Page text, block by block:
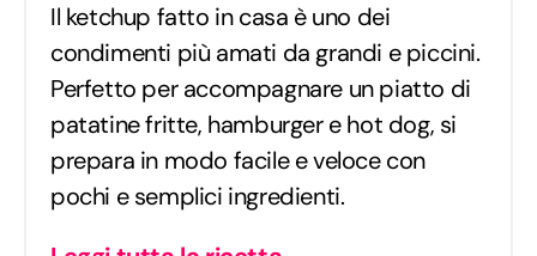
Il ketchup fatto in casa è uno dei
condimenti più amati da grandi e piccini.
Perfetto per accompagnare un piatto di
patatine fritte, hamburger e hot dog, si
prepara in modo facile e veloce con
pochi e semplici ingredienti.